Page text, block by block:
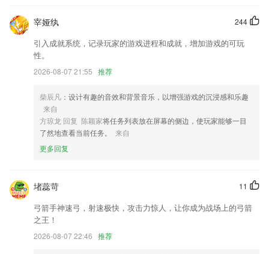
6.所有的成语排序都是按首字母大写来排序，帮助我们可以更好地搜索我
们想要知道的成语；
新时代app下载安装更新了什么?
手艺人入驻申请
解决了一些已知问题，优化了产品性能，给您更棒的使用体验
自定义工具条：常用功能，自由定制。
以上就是新时代app下载安装的介绍，如果您喜欢这款软件，您可以到应
用商店进行打分评论，说出您的使用经历，以帮助我们更好的对产品进行
优化修改。
244
宰娅纨
引入成就系统，记录玩家的游戏进程和成就，增加游戏的可玩
性。
2026-08-07 21:55 推荐
柴辰凡 ：设计有趣的音效和背景音乐，以增强游戏的沉浸感和乐趣
来自
方琼龙 回复 陈颖家将任务列表放在屏幕的侧边，使玩家能够一目
了然地查看当前任务。
来自
更多回复
11
堵蕊苛
弓箭手神速弓，射速极快，攻击力惊人，让你成为战场上的弓箭
之王！
2026-08-07 22:46 推荐